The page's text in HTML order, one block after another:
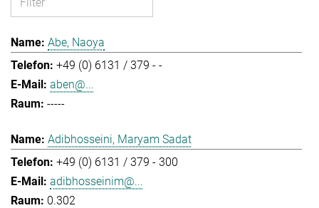
Abe, Naoya
+49 (0) 6131 / 379 - -
aben@...
-----
Adibhosseini, Maryam Sadat
+49 (0) 6131 / 379 - 300
adibhosseinim@...
0.302